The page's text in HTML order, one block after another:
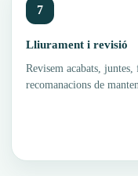
7
Lliurament i revisió
Revisem acabats,
recomanacions de